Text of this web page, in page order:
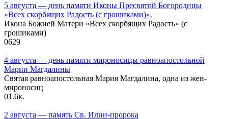
5 августа — день памяти Иконы Пресвятой Богородицы
«Всех скорбящих Радость (с грошиками)».
Икона Божией Матери «Всех скорбящих Радость» (с
грошиками)
0629
4 августа — день памяти мироносицы равноапостольной
Марии Магдалины
Святая равноапостольная Мария Магдалина, одна из жен-
мироносиц
01.6к.
2 августа — память Св. Илии-пророка